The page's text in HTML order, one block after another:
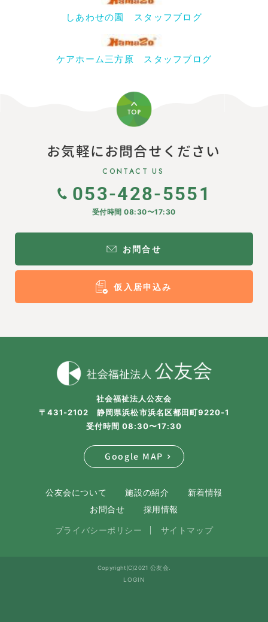
しあわせの園 スタッフブログ
ケアホーム三方原 スタッフブログ
お気軽にお問合せください
CONTACT US
053-428-5551
受付時間 08:30〜17:30
お問合せ
仮入居申込み
社会福祉法人公友会
〒431-2102 静岡県浜松市浜名区都田町9220-1
受付時間 08:30〜17:30
Google MAP
公友会について 施設の紹介
新着情報
お問合せ
採用情報
プライバシーポリシー サイトマップ
Copyright(C)2021 公友会.
LOGIN